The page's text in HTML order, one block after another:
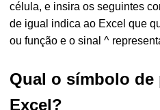
célula, e insira os seguintes
de igual indica ao Excel que
ou função e o sinal ^
Qual o símbolo de
Excel?